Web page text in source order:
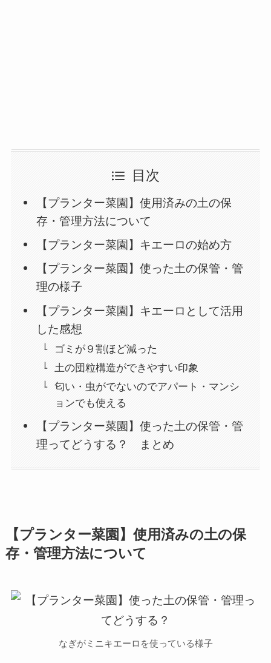
目次
【プランター菜園】使用済みの土の保
存・管理方法について
【プランター菜園】キエーロの始め方
【プランター菜園】使った土の保管・管
理の様子
【プランター菜園】キエーロとして活用
した感想
ゴミが９割ほど減った
土の団粒構造ができやすい印象
匂い・虫がでないのでアパート・マンシ
ョンでも使える
【プランター菜園】使った土の保管・管
理ってどうする？ まとめ
【プランター菜園】使用済みの土の保
存・管理方法について
なぎがミニキエーロを使っている様子